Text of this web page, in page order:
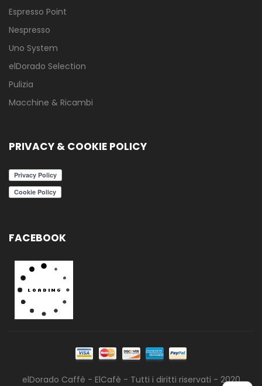
Espresso Point
Nespresso
Uno System
elDorado Selection
Pulizia
Macchine & Ricambi
PRIVACY & COOKIE POLICY
FACEBOOK
elDorado Caffè - ElCafè - Tutti i diritti riservati - 2020